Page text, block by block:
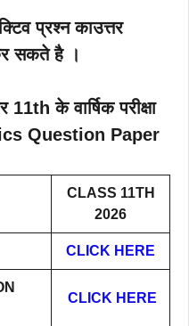
प्रश्न काउत्तर
सकते है ।
के वार्षिक परीक्षा
Question Paper
CLASS 11TH
2026
CLICK HERE
CLICK HERE